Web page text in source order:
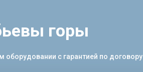
горы
с гарантией по договору